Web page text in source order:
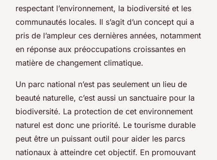
respectant l’environnement, la biodiversité et les
communautés locales. Il s’agit d’un concept qui a
pris de l’ampleur ces dernières années, notamment
en réponse aux préoccupations croissantes en
matière de changement climatique.
Un parc national n’est pas seulement un lieu de
beauté naturelle, c’est aussi un sanctuaire pour la
biodiversité. La protection de cet environnement
naturel est donc une priorité. Le tourisme durable
peut être un puissant outil pour aider les parcs
nationaux à atteindre cet objectif. En promouvant